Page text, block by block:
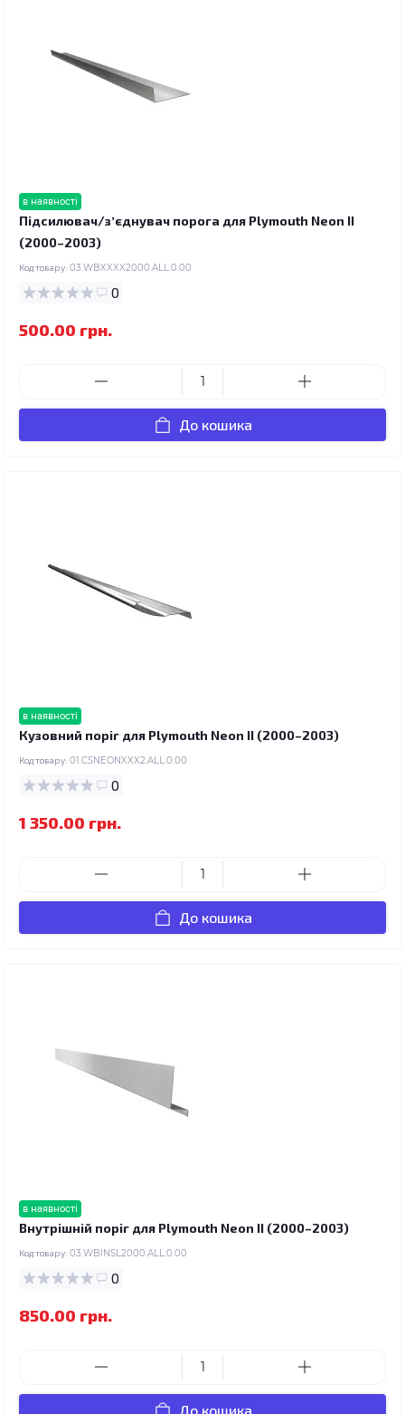
в наявності
Підсилювач/зʼєднувач порога для Plymouth Neon II
(2000–2003)
Код товару: 03.WBXXXX2000.ALL.0.00
0
500.00 грн.
До кошика
в наявності
Кузовний поріг для Plymouth Neon II (2000–2003)
Код товару: 01.CSNEONXXX2.ALL.0.00
0
1 350.00 грн.
До кошика
в наявності
Внутрішній поріг для Plymouth Neon II (2000–2003)
Код товару: 03.WBINSL2000.ALL.0.00
0
850.00 грн.
До кошика